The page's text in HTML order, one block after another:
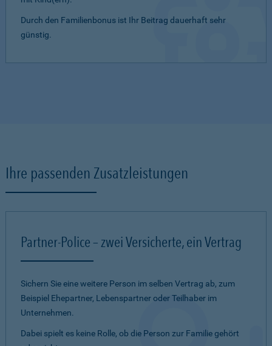
Durch den Familienbonus ist Ihr Beitrag dauerhaft sehr
günstig.
Ihre passenden Zusatzleistungen
Partner-Police – zwei Versicherte, ein Vertrag
Sichern Sie eine weitere Person im selben Vertrag ab, zum
Beispiel Ehepartner, Lebenspartner oder Teilhaber im
Unternehmen.
Dabei spielt es keine Rolle, ob die Person zur Familie gehört